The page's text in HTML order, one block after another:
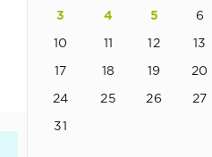
3 4 5 6
10 11 12 13
17 18 19 20
24 25 26 27
31